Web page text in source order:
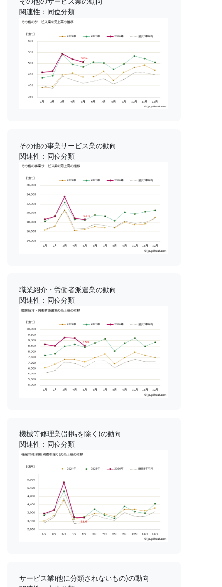
関連性：同位分類
その他の事業サービス業の動向
関連性：同位分類
職業紹介・労働者派遣業の動向
関連性：同位分類
機械等修理業(別掲を除く)の動向
関連性：同位分類
サービス業(他に分類されないもの)の動向